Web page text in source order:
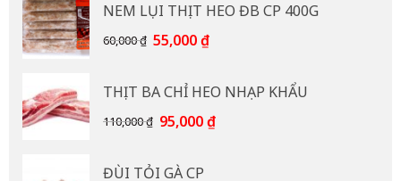
NEM LỤI THỊT HEO ĐB CP 400G
60,000₫ Giá
60,000 ₫.
55,000₫Giá
là:
55,000 ₫.
THỊT BA CHỈ HEO NHẠP KHẨU
110,000₫ Giá
110,000 ₫.
95,000₫Giá
ĐÙI TỎI GÀ CP